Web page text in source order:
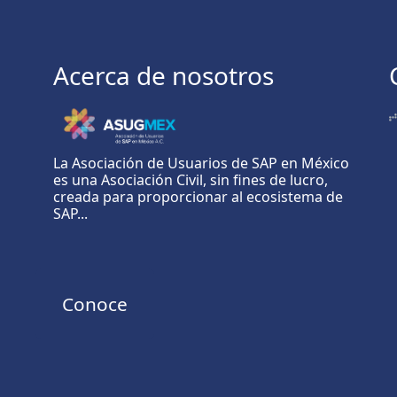
Acerca de nosotros
La Asociación de Usuarios de SAP en México
es una Asociación Civil, sin fines de lucro,
creada para proporcionar al ecosistema de
SAP...
Conoce